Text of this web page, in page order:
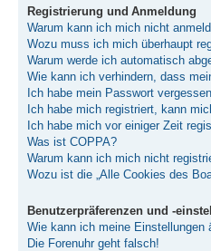
Registrierung und Anmeldung
Warum kann ich mich nicht
Wozu muss ich mich überhaupt
Warum werde ich automatisch
Wie kann ich verhindern, dass
Ich habe mein Passwort
Ich habe mich registriert, kann
Ich habe mich vor einiger Zeit
Was ist COPPA?
Warum kann ich mich nicht
Wozu ist die „Alle Cookies des
Benutzerpräferenzen und -
Wie kann ich meine Einstellungen
Die Forenuhr geht falsch!